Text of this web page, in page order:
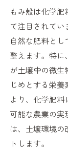
もみ殻は化学
て注目されてい
自然な肥料と
整えます。特
が土壌中の微
じめとする栄
より、化学肥
可能な農業の実
は、土壌環境
トします。